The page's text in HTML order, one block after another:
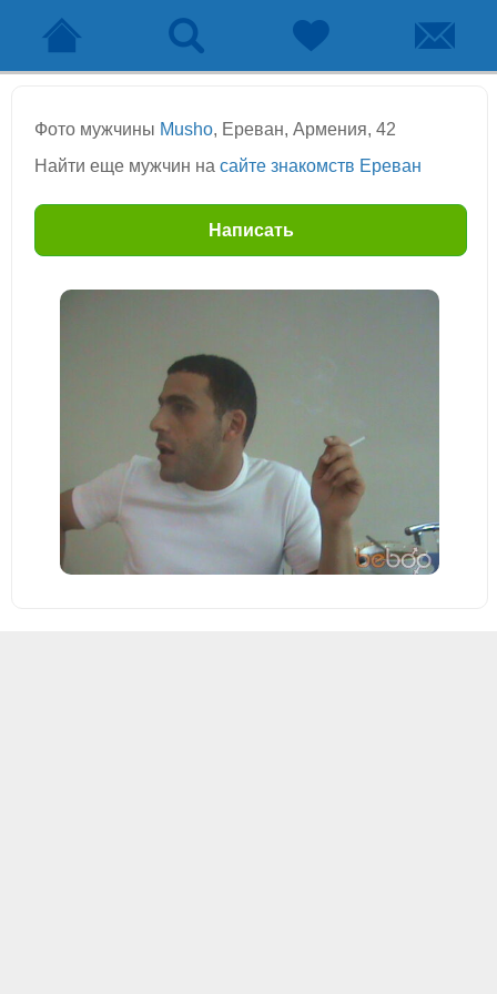
Фото мужчины Musho, Ереван, Армения, 42
Найти еще мужчин на сайте знакомств Ереван
Написать